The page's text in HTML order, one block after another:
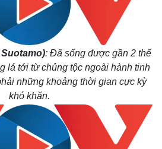
: Đã sống được gần 2 thế
lá tới từ chủng tộc ngoài hành tinh
những khoảng thời gian cực kỳ
khó khăn.